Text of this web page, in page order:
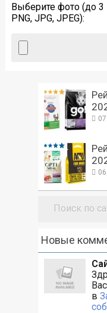
Выберите фото (до 3
PNG, JPG, JPEG):
Новые
в